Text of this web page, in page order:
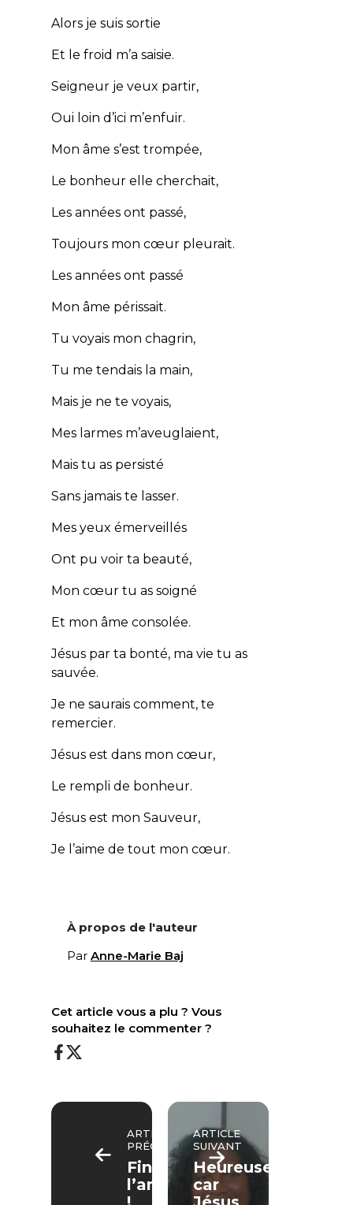
Alors je suis sortie
Et le froid m’a saisie.
Seigneur je veux partir,
Oui loin d’ici m’enfuir.
Mon âme s’est trompée,
Le bonheur elle cherchait,
Les années ont passé,
Toujours mon cœur pleurait.
Les années ont passé
Mon âme périssait.
Tu voyais mon chagrin,
Tu me tendais la main,
Mais je ne te voyais,
Mes larmes m’aveuglaient,
Mais tu as persisté
Sans jamais te lasser.
Mes yeux émerveillés
Ont pu voir ta beauté,
Mon cœur tu as soigné
Et mon âme consolée.
Jésus par ta bonté, ma vie tu as
sauvée.
Je ne saurais comment, te
remercier.
Jésus est dans mon cœur,
Le rempli de bonheur.
Jésus est mon Sauveur,
Je l’aime de tout mon cœur.
À propos de l'auteur
Par Anne-Marie Baj
Cet article vous a plu ? Vous
souhaitez le commenter ?
ARTICLE
PRÉCÉDENT
Fini
l’anorexie
ARTICLE
SUIVANT
Heureuse
car